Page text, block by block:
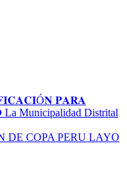
𝐏𝐀𝐑𝐀
Distrital
DE COPA PERU LAYO